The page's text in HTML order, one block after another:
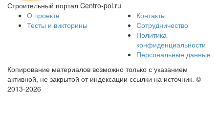
Строительный портал Centro-pol.ru
О проекте
Тесты и викторины
Контакты
Сотрудничество
Политика
конфиденциальности
Персональные данные
Копирование материалов возможно только с указанием
активной, не закрытой от индексации ссылки на источник. ©
2013-2026